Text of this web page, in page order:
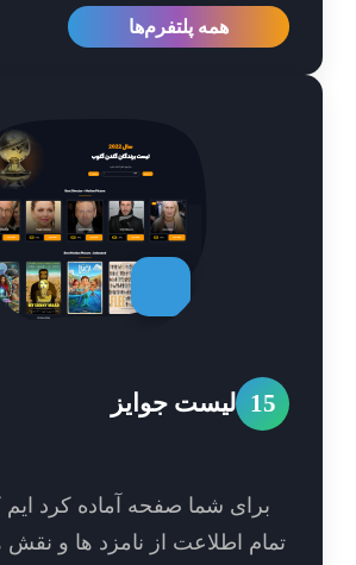
همه پلتفرم‌ها
لیست جوایز
برای شما صفحه آماده کرد ایم که
اطلاعت از نامزد ها و نقش های